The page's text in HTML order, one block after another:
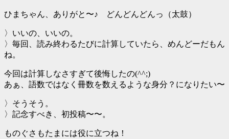
ひまちゃん、ありがと〜♪ どんどんどんっ（太鼓）
〉いいの、いいの。
〉毎回、読み終わるたびに計算していたら、めんどーだもん
ね。
今回は計算しなさすぎて後悔したの(^^;)
あぁ、語数ではなく冊数を数えるような身分？になりたい〜
〉そうそう。
〉記念すべき、初投稿〜〜。
ものぐさもたまには役に立つね！